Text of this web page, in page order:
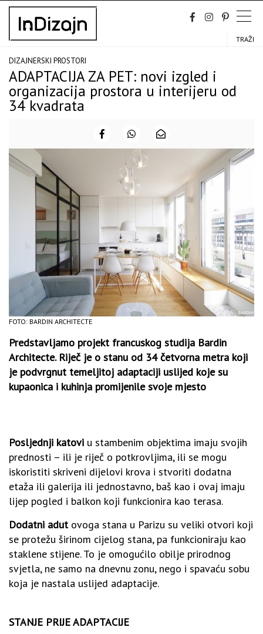
Skip
content
TRAŽI
DIZAJNERSKI PROSTORI
ADAPTACIJA ZA PET: novi izgled i
organizacija prostora u interijeru od
34 kvadrata
FOTO: BARDIN ARCHITECTE
Predstavljamo projekt francuskog studija Bardin
Architecte. Riječ je o stanu od 34 četvorna metra koji
je podvrgnut temeljitoj adaptaciji uslijed koje su
kupaonica i kuhinja promijenile svoje mjesto
Posljednji katovi u stambenim objektima imaju svojih
prednosti – ili je riječ o potkrovljima, ili se mogu
iskoristiti skriveni dijelovi krova i stvoriti dodatna
etaža ili galerija ili jednostavno, baš kao i ovaj imaju
lijep pogled i balkon koji funkcionira kao terasa.
Dodatni adut ovoga stana u Parizu su veliki otvori koji
se protežu širinom cijelog stana, pa funkcioniraju kao
staklene stijene. To je omogućilo obilje prirodnog
svjetla, ne samo na dnevnu zonu, nego i spavaću sobu
koja je nastala uslijed adaptacije.
STANJE PRIJE ADAPTACIJE